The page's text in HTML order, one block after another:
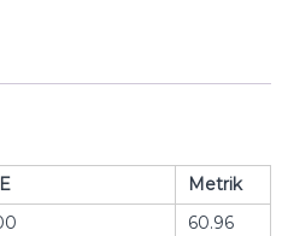
Metrik
60.96